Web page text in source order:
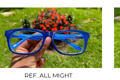
REF. ALL MIGHT